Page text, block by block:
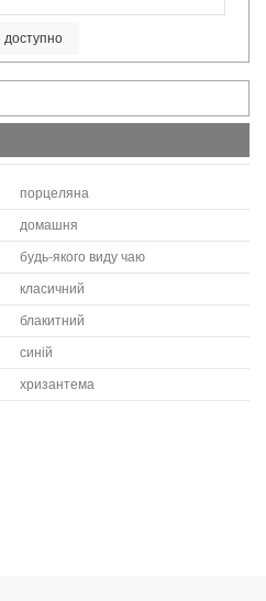
доступно
порцеляна
домашня
будь-якого виду чаю
класичний
блакитний
синій
хризантема